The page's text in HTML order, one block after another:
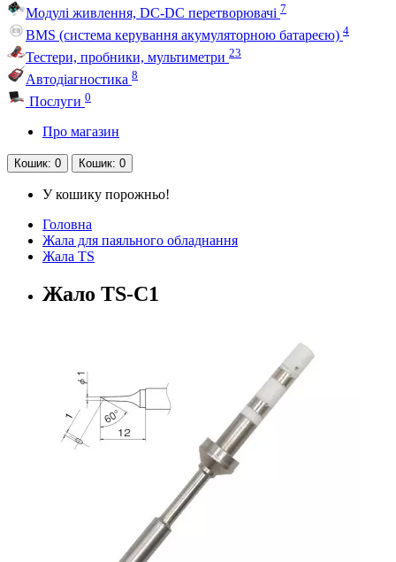
Модулі живлення, DC-DC перетворювачі 7
BMS (система керування акумуляторною батареєю) 4
Тестери, пробники, мультиметри 23
Автодіагностика 8
Послуги 0
Про магазин
Кошик: 0 Кошик: 0
У кошику порожньо!
Головна
Жала для паяльного обладнання
Жала TS
Жало TS-C1